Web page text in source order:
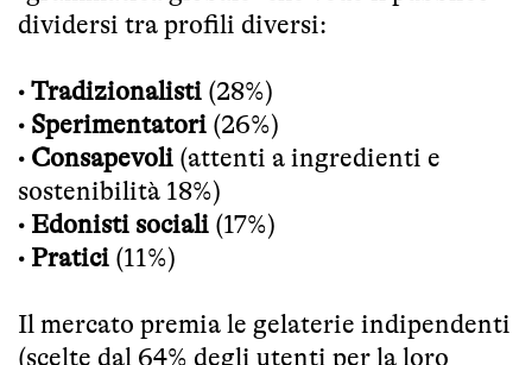
dividersi tra profili diversi:
• Tradizionalisti (28%)
• Sperimentatori (26%)
• Consapevoli (attenti a ingredienti e
sostenibilità 18%)
• Edonisti sociali (17%)
• Pratici (11%)
Il mercato premia le gelaterie indipendenti
(scelte dal 64% degli utenti per la loro